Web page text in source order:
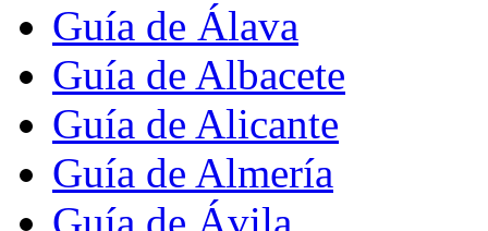
Guía de Álava
Guía de Albacete
Guía de Alicante
Guía de Almería
Guía de Ávila